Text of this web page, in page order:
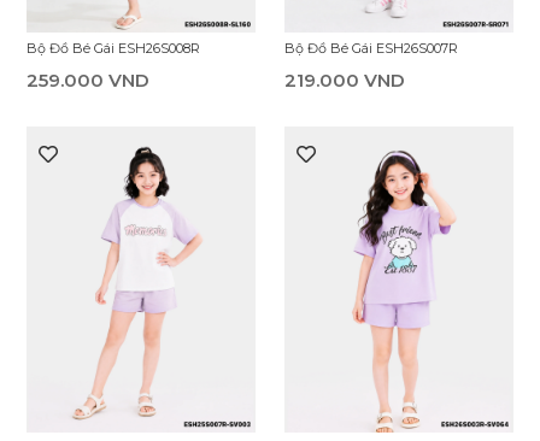
Bộ Đồ Bé Gái ESH26S008R
259.000 VND
Bộ Đồ Bé Gái ESH26S007R
219.000 VND